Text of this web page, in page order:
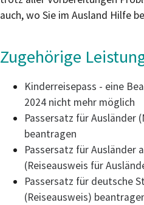
auch, wo Sie im Ausland Hilfe
Zugehörige
Kinderreisepass - eine
2024 nicht mehr möglich
Passersatz für Ausländer
beantragen
Passersatz für Ausländer
(Reiseausweis für
Passersatz für deutsche
(Reiseausweis)